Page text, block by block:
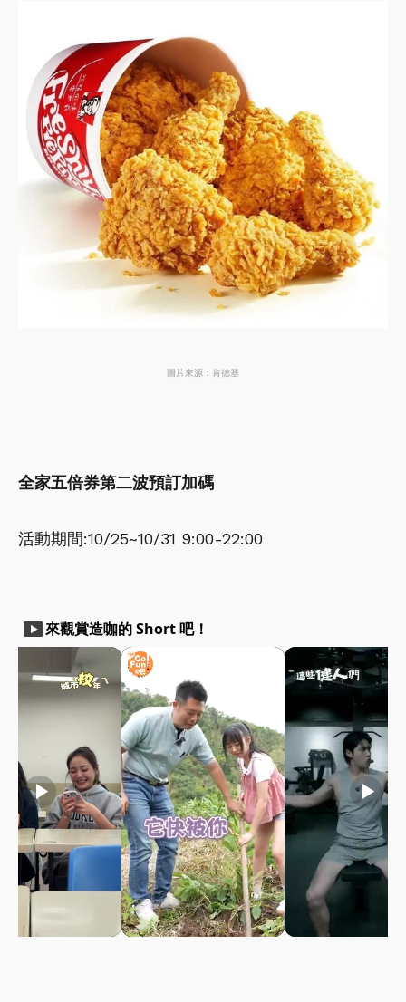
圖片來源：肯德基
全家五倍券第二波預訂加碼
活動期間:10/25~10/31 9:00-22:00
smart_display來觀賞造咖的 Short 吧！
play_arrow play_arrow play_arrow